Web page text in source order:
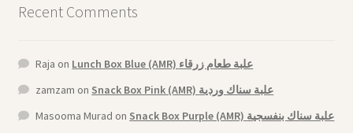
Recent Comments
Raja on
Lunch Box Blue (AMR) علبة طعام زرقاء
zamzam on
Snack Box Pink (AMR) علبة سناك وردية
Masooma Murad on
Snack Box Purple (AMR) علبة سناك بنفسجية